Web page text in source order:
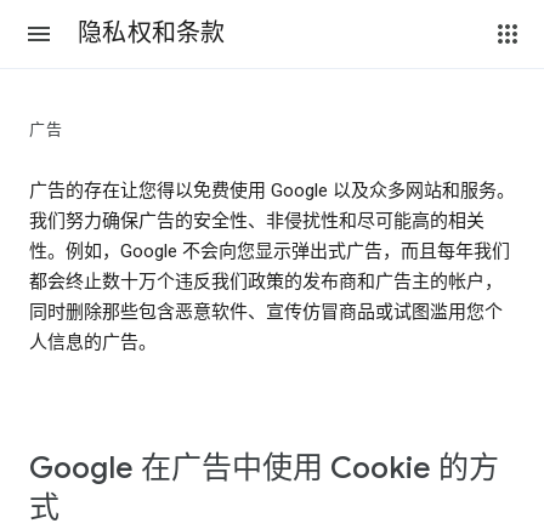
隐私权和条款
广告
广告的存在让您得以免费使用 Google 以及众多网站和服务。
我们努力确保广告的安全性、非侵扰性和尽可能高的相关
性。例如，Google 不会向您显示弹出式广告，而且每年我们
都会终止数十万个违反我们政策的发布商和广告主的帐户，
同时删除那些包含恶意软件、宣传仿冒商品或试图滥用您个
人信息的广告。
Google 在广告中使用 Cookie 的方
式